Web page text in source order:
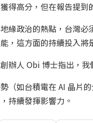
得高分，但在報告提到
緣政治的熱點，台灣
，這方面的持續投入將
辦人 Obi 博士指出，
（如台積電在 AI 晶片
持續發揮影響力。